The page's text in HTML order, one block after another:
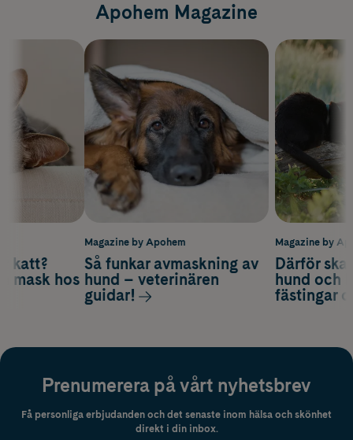
Apohem Magazine
Magazine by
Därför
hund och
fästingar
katt?
mask hos
Magazine by Apohem
Så funkar avmaskning av
hund – veterinären
guidar!
Prenumerera på vårt nyhetsbrev
Få personliga erbjudanden och det senaste inom hälsa och skönhet
direkt i din inbox.